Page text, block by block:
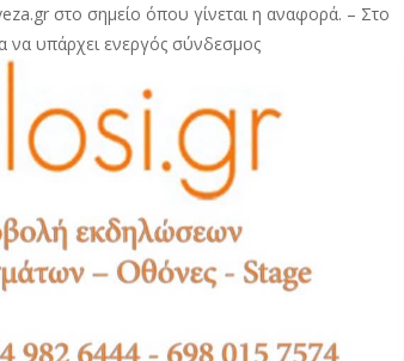
στο σημείο όπου γίνεται η αναφορά. – Στο
υπάρχει ενεργός σύνδεσμος